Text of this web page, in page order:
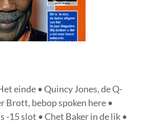
einde • Quincy Jones, de Q-
Brott, bebop spoken here •
-15 slot • Chet Baker in de lik •